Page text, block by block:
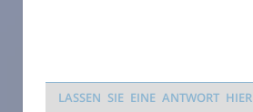
LASSEN SIE EINE ANTWORT HIER